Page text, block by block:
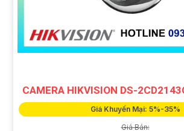
CAMERA HIKVISION DS-
Giá Khuyến Mại: 5%-35%
Giá Bán: